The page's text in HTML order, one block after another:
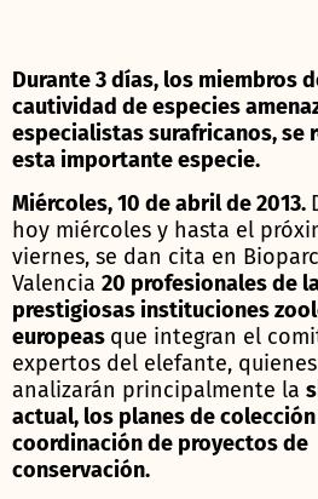
Durante 3 días, los miembros
cautividad de especies
especialistas surafricanos, se
esta importante especie.
Miércoles, 10 de abril de 2013.
hoy miércoles y hasta el
viernes, se dan cita en Bioparc
Valencia 20 profesionales de
prestigiosas instituciones
europeas que integran el
expertos del elefante, quienes
analizarán principalmente la
actual, los planes de
coordinación de proyectos de
conservación.